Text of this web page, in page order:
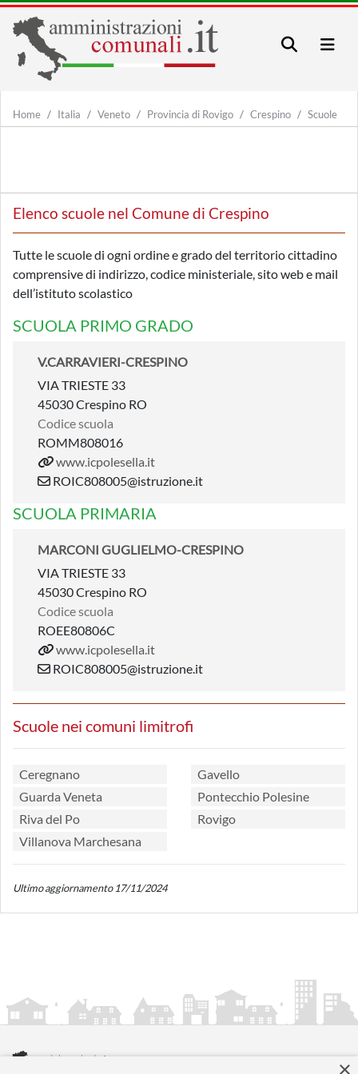
Home Italia Veneto Provincia di Rovigo Crespino Scuole
Elenco scuole nel Comune di Crespino
Tutte le scuole di ogni ordine e grado del territorio cittadino
comprensive di indirizzo, codice ministeriale, sito web e mail
dell’istituto scolastico
SCUOLA PRIMO GRADO
V.CARRAVIERI-CRESPINO
VIA TRIESTE 33
45030 Crespino RO
Codice scuola
ROMM808016
www.icpolesella.it
ROIC808005@istruzione.it
SCUOLA PRIMARIA
MARCONI GUGLIELMO-CRESPINO
VIA TRIESTE 33
45030 Crespino RO
Codice scuola
ROEE80806C
www.icpolesella.it
ROIC808005@istruzione.it
Scuole nei comuni limitrofi
Ceregnano
Gavello
Guarda Veneta
Pontecchio Polesine
Riva del Po
Rovigo
Villanova Marchesana
Ultimo aggiornamento 17/11/2024